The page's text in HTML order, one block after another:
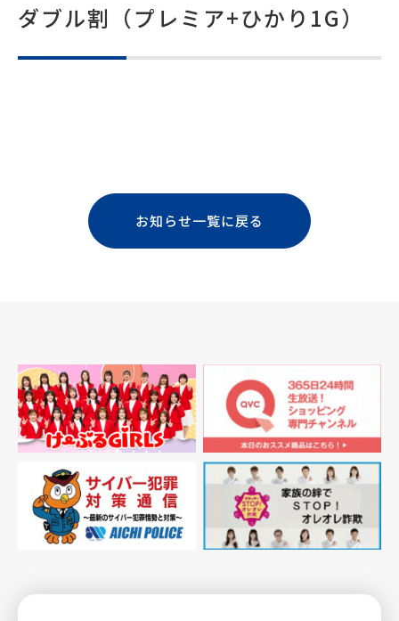
ダブル割（プレミア+ひかり1G）
お知らせ一覧に戻る